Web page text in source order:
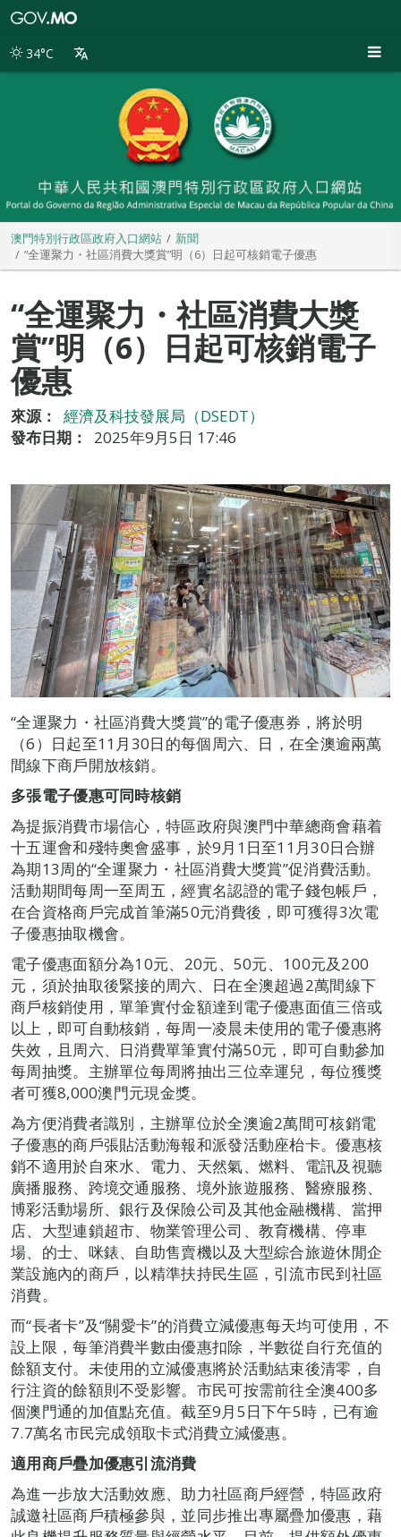
別
34°C
澳門特別行政區政府入口網站
新聞
“全運聚力・社區消費大獎賞”明（6）日起可核銷電子優惠
“全運聚力・社區消費大獎
賞”明（6）日起可核銷電子
優惠
來源：
經濟及科技發展局（DSEDT）
發布日期：
2025年9月5日 17:46
“全運聚力・社區消費大獎賞”的電子優惠券，將於明
（6）日起至11月30日的每個周六、日，在全澳逾兩萬
間線下商戶開放核銷。
多張電子優惠可同時核銷
為提振消費市場信心，特區政府與澳門中華總商會藉着
十五運會和殘特奧會盛事，於9月1日至11月30日合辦
為期13周的“全運聚力・社區消費大獎賞”促消費活動。
活動期間每周一至周五，經實名認證的電子錢包帳戶，
在合資格商戶完成首筆滿50元消費後，即可獲得3次電
子優惠抽取機會。
電子優惠面額分為10元、20元、50元、100元及200
元，須於抽取後緊接的周六、日在全澳超過2萬間線下
商戶核銷使用，單筆實付金額達到電子優惠面值三倍或
以上，即可自動核銷，每周一凌晨未使用的電子優惠將
失效，且周六、日消費單筆實付滿50元，即可自動參加
每周抽獎。主辦單位每周將抽出三位幸運兒，每位獲獎
者可獲8,000澳門元現金獎。
為方便消費者識別，主辦單位於全澳逾2萬間可核銷電
子優惠的商戶張貼活動海報和派發活動座枱卡。優惠核
銷不適用於自來水、電力、天然氣、燃料、電訊及視聽
廣播服務、跨境交通服務、境外旅遊服務、醫療服務、
博彩活動場所、銀行及保險公司及其他金融機構、當押
店、大型連鎖超市、物業管理公司、教育機構、停車
場、的士、咪錶、自助售賣機以及大型綜合旅遊休閒企
業設施內的商戶，以精準扶持民生區，引流市民到社區
消費。
而“長者卡”及“關愛卡”的消費立減優惠每天均可使用，不
設上限，每筆消費半數由優惠扣除，半數從自行充值的
餘額支付。未使用的立減優惠將於活動結束後清零，自
行注資的餘額則不受影響。市民可按需前往全澳400多
個澳門通的加值點充值。截至9月5日下午5時，已有逾
7.7萬名市民完成領取卡式消費立減優惠。
適用商戶疊加優惠引流消費
為進一步放大活動效應、助力社區商戶經營，特區政府
誠邀社區商戶積極參與，並同步推出專屬疊加優惠，藉